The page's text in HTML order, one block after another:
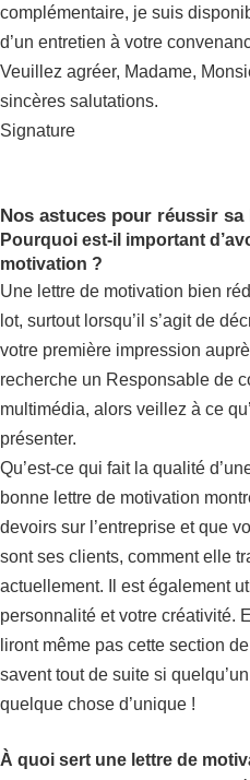
complémentaire, je suis
d’un entretien à votre
Veuillez agréer, Madame,
sincères salutations.
Signature
Nos astuces pour réussir
Pourquoi est-il important
motivation ?
Une lettre de motivation bien
lot, surtout lorsqu’il s’agit de
votre première impression
recherche un Responsable de
multimédia, alors veillez à ce
présenter.
Qu’est-ce qui fait la qualité
bonne lettre de motivation
devoirs sur l’entreprise et que
sont ses clients, comment elle
actuellement. Il est également
personnalité et votre créativité.
liront même pas cette section
savent tout de suite si
quelque chose d’unique !
À quoi sert une lettre de